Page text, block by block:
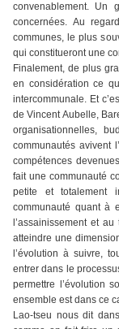
convenablement. Un
concernées. Au
communes, le plus
qui constitueront une
Finalement, de plus
en considération ce
intercommunale. Et
de Vincent Aubelle,
organisationnelles,
communautés avivent
compétences
fait une communauté
petite et totalement
communauté quant à
l’assainissement et
atteindre une
l’évolution à suivre,
entrer dans le
permettre l’évolution
ensemble est dans ce
Lao-tseu nous dit